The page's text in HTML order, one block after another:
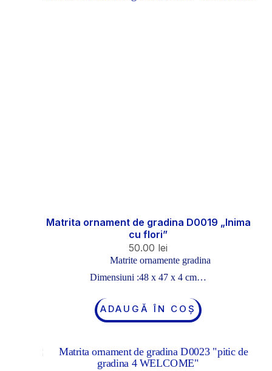
Matrita ornament de gradina D0019 „Inima
cu flori”
50.00 lei
Matrite ornamente gradina
Dimensiuni :48 x 47 x 4 cm…
ADAUGĂ ÎN COȘ